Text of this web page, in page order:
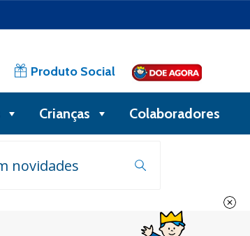
Produto Social
Crianças Colaboradores